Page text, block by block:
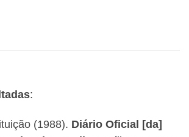
:
(1988). Diário Oficial [da]